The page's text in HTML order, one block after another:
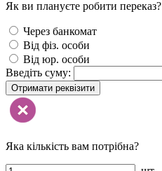
Як ви плануєте робити переказ?
Через банкомат
Від фіз. особи
Від юр. особи
Введіть суму:
Отримати реквізити
Яка кількість вам потрібна?